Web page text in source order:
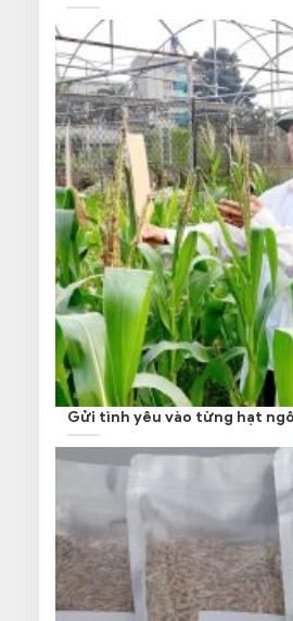
Gửi tình yêu vào từng hạt ngô